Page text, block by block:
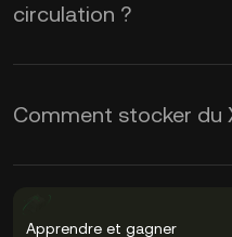
circulation ?
Comment stocker du
Apprendre et gagner